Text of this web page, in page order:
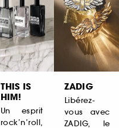
THIS IS
HIM!
Un esprit
rock’n’roll,
ZADIG
Libérez-
vous avec
ZADIG, le